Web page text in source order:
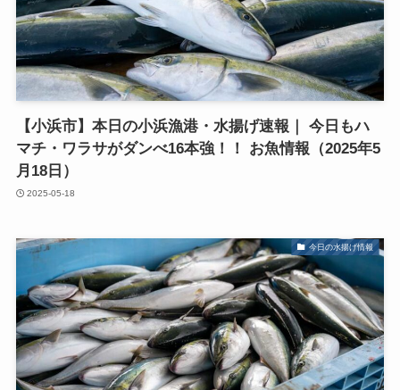
【小浜市】本日の小浜漁港・水揚げ速報｜ 今日もハ
マチ・ワラサがダンべ16本強！！ お魚情報（2025年5
月18日）
2025-05-18
今日の水揚げ情報